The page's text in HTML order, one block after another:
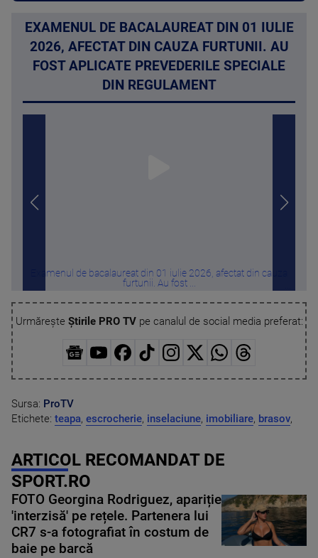
EXAMENUL DE BACALAUREAT DIN 01 IULIE
2026, AFECTAT DIN CAUZA FURTUNII. AU
FOST APLICATE PREVEDERILE SPECIALE
DIN REGULAMENT
Examenul de bacalaureat din 01 iulie 2026, afectat din cauza
furtunii. Au fost ...
Urmărește Știrile PRO TVpe canalul de social media preferat:
Sursa: ProTV
Etichete: teapa, escrocherie, inselaciune, imobiliare, brasov,
ARTICOL RECOMANDAT DE
SPORT.RO
FOTO Georgina Rodriguez, apariție
'interzisă' pe rețele. Partenera lui
CR7 s-a fotografiat în costum de
baie pe barcă